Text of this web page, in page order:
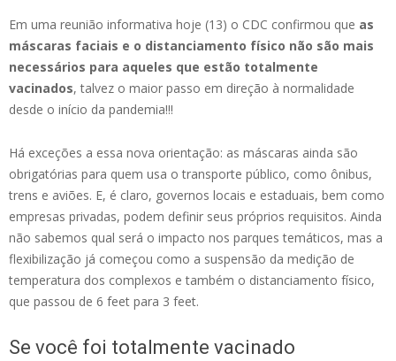
Em uma reunião informativa hoje (13) o CDC confirmou que as
máscaras faciais e o distanciamento físico não são mais
necessários para aqueles que estão totalmente
vacinados, talvez o maior passo em direção à normalidade
desde o início da pandemia!!!
Há exceções a essa nova orientação: as máscaras ainda são
obrigatórias para quem usa o transporte público, como ônibus,
trens e aviões. E, é claro, governos locais e estaduais, bem como
empresas privadas, podem definir seus próprios requisitos. Ainda
não sabemos qual será o impacto nos parques temáticos, mas a
flexibilização já começou como a suspensão da medição de
temperatura dos complexos e também o distanciamento físico,
que passou de 6 feet para 3 feet.
Se você foi totalmente vacinado